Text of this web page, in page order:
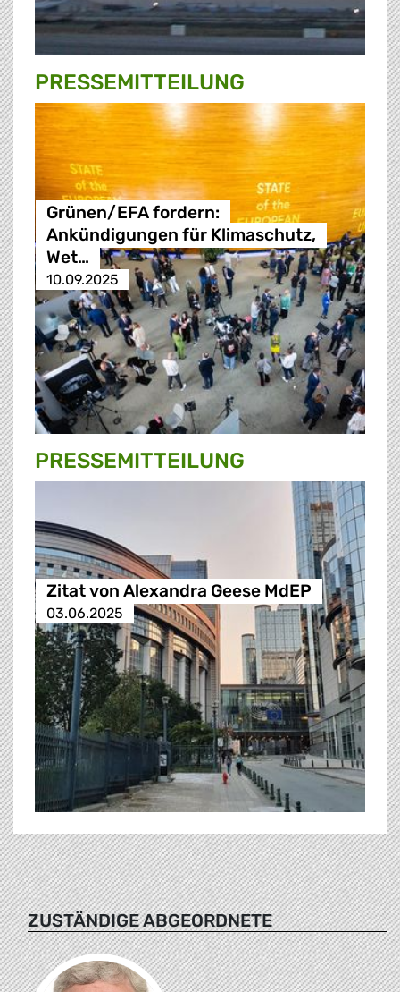
PRESSE­MITTEILUNG
Grünen/EFA fordern:
Ankündigungen für Klimaschutz,
Wet…
10.09.2025
PRESSE­MITTEILUNG
Zitat von Alexandra Geese MdEP
03.06.2025
ZUSTÄNDIGE ABGEORDNETE